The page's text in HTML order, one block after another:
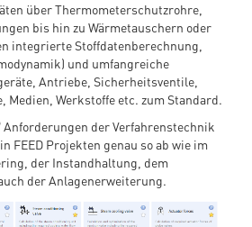
über Thermometerschutzrohre,
bis hin zu Wärmetauschern oder
integrierte Stoffdatenberechnung,
und umfangreiche
Antriebe, Sicherheitsventile,
Medien, Werkstoffe etc. zum Standard.
Anforderungen der Verfahrenstechnik
FEED Projekten genau so ab wie im
der Instandhaltung, dem
der Anlagenerweiterung.